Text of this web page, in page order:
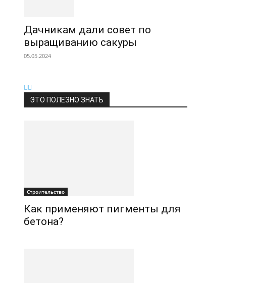
Дачникам дали совет по
выращиванию сакуры
05.05.2024
ЭТО ПОЛЕЗНО ЗНАТЬ
Строительство
Как применяют пигменты для
бетона?